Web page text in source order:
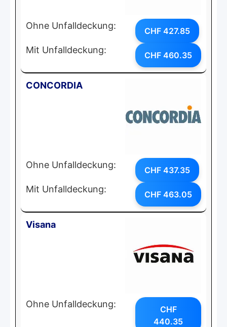
Ohne Unfalldeckung: CHF 427.85
Mit Unfalldeckung: CHF 460.35
CONCORDIA
Ohne Unfalldeckung: CHF 437.35
Mit Unfalldeckung: CHF 463.05
Visana
Ohne Unfalldeckung:
CHF
440.35